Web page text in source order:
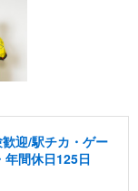
迎/駅チカ・ゲー
年間休日125日